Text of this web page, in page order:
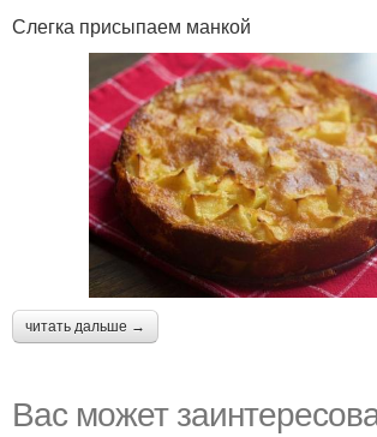
Слегка присыпаем манкой
читать дальше →
Вас может